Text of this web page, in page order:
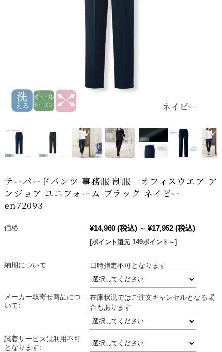
テーパードパンツ 事務服 制服 オフィスウエア ア
ンジョア ユニフォーム ブラック ネイビー
en72093
価格: ¥14,960 (税込) ～ ¥17,952 (税込)
[ポイント還元 149ポイント～]
納期について: 日時指定不可となります
メーカー取寄せ商品につ
いて:
在庫状況ではご注文キャンセルとなる場
合もあります
試着サービスは利用不可
となります: